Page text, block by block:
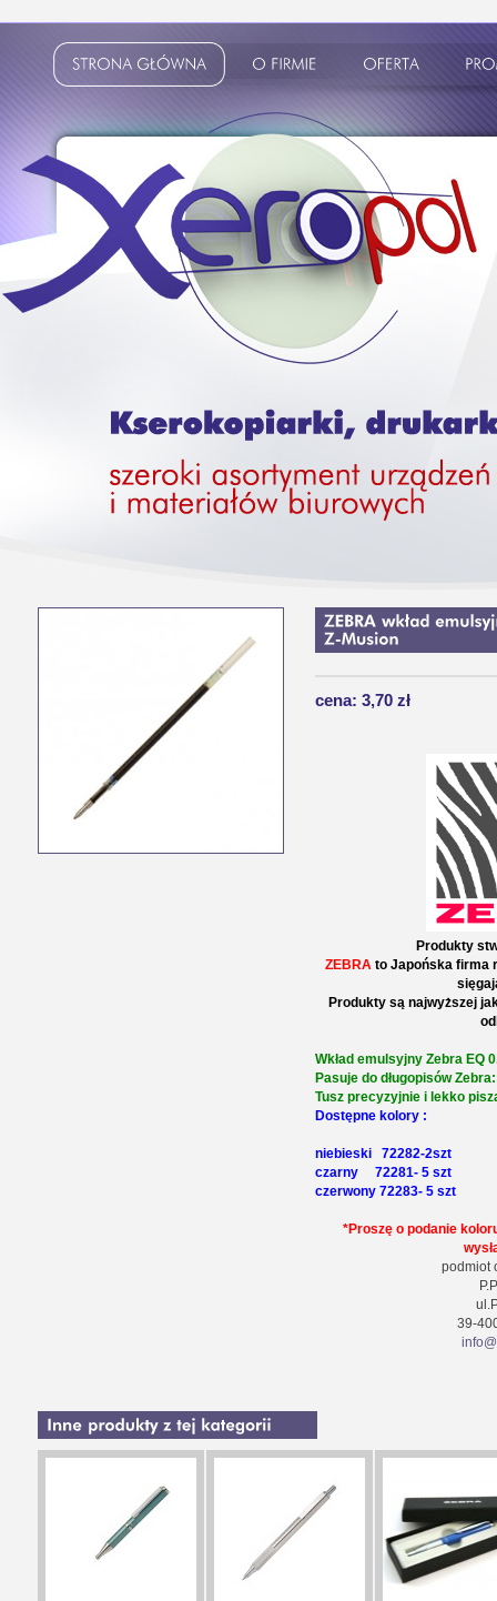
cena: 3,70 zł
Produkty
ZEBRA to Japońska firma
Produkty są najwyższej
Wkład emulsyjny Zebra EQ
Pasuje do długopisów
Tusz precyzyjnie i lekko
Dostępne kolory :
niebieski 72282-2szt
czarny 72281- 5 szt
czerwony 72283- 5 szt
*Proszę o podanie
podmiot
39-